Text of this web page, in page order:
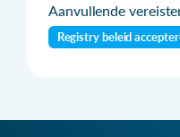
Aanvullende
Registry beleid